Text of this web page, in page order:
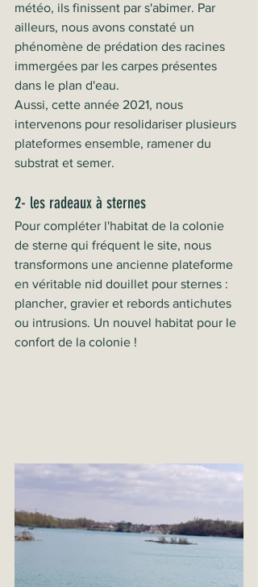
météo, ils finissent par s'abimer. Par
ailleurs, nous avons constaté un
phénomène de prédation des racines
immergées par les carpes présentes
dans le plan d'eau.
Aussi, cette année 2021, nous
intervenons pour resolidariser plusieurs
plateformes ensemble, ramener du
substrat et semer.
2- les radeaux à sternes
Pour compléter l'habitat de la colonie
de sterne qui fréquent le site, nous
transformons une ancienne plateforme
en véritable nid douillet pour sternes :
plancher, gravier et rebords antichutes
ou intrusions. Un nouvel habitat pour le
confort de la colonie !